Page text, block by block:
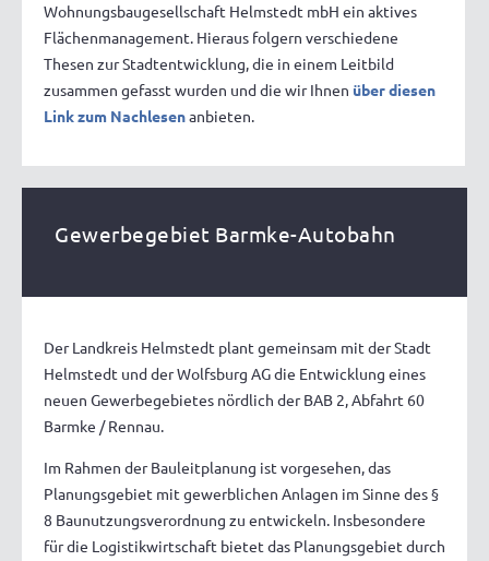
Wohnungsbaugesellschaft Helmstedt mbH ein aktives
Flächenmanagement. Hieraus folgern verschiedene
Thesen zur Stadtentwicklung, die in einem Leitbild
zusammen gefasst wurden und die wir Ihnen über diesen
Link zum Nachlesenanbieten.
Gewerbegebiet Barmke-Autobahn
Der Landkreis Helmstedt plant gemeinsam mit der Stadt
Helmstedt und der Wolfsburg AG die Entwicklung eines
neuen Gewerbegebietes nördlich der BAB 2, Abfahrt 60
Barmke / Rennau.
Im Rahmen der Bauleitplanung ist vorgesehen, das
Planungsgebiet mit gewerblichen Anlagen im Sinne des §
8 Baunutzungsverordnung zu entwickeln. Insbesondere
für die Logistikwirtschaft bietet das Planungsgebiet durch